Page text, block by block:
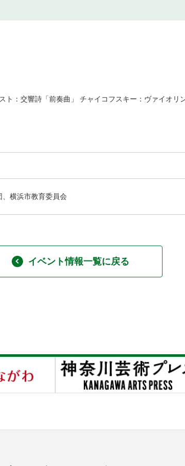
：交響詩「前奏曲」 チャイコフスキー：ヴァイオ
、横浜市教育委員会
イベント情報一覧に戻る